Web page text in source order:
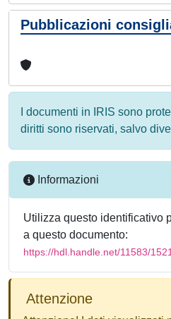
Pubblicazioni
I documenti in IRIS sono
diritti sono riservati, salvo
Informazioni
Utilizza questo identificativo
a questo documento:
https://hdl.handle.net/11583/
Attenzione